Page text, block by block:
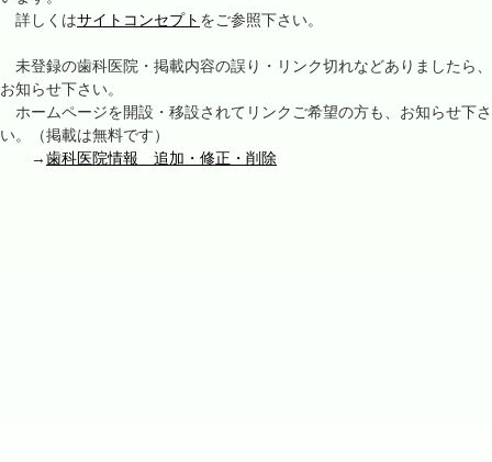
詳しくはサイトコンセプト をご参照下さい。
未登録の歯科医院・掲載内容の誤り・リンク切れなどありましたら、
お知らせ下さい。
ホームページを開設・移設されてリンクご希望の方も、お知らせ下さ
い。（掲載は無料です）
→歯科医院情報 追加・修正・削除